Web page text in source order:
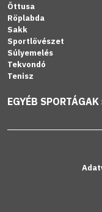
Öttusa
Röplabda
Sakk
Sportlövészet
Súlyemelés
Tekvondó
Tenisz
EGYÉB SPORTÁGAK